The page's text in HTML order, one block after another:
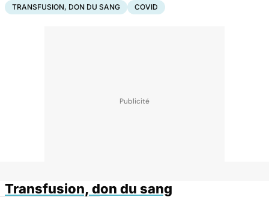
TRANSFUSION, DON DU SANG COVID
Transfusion, don du sang